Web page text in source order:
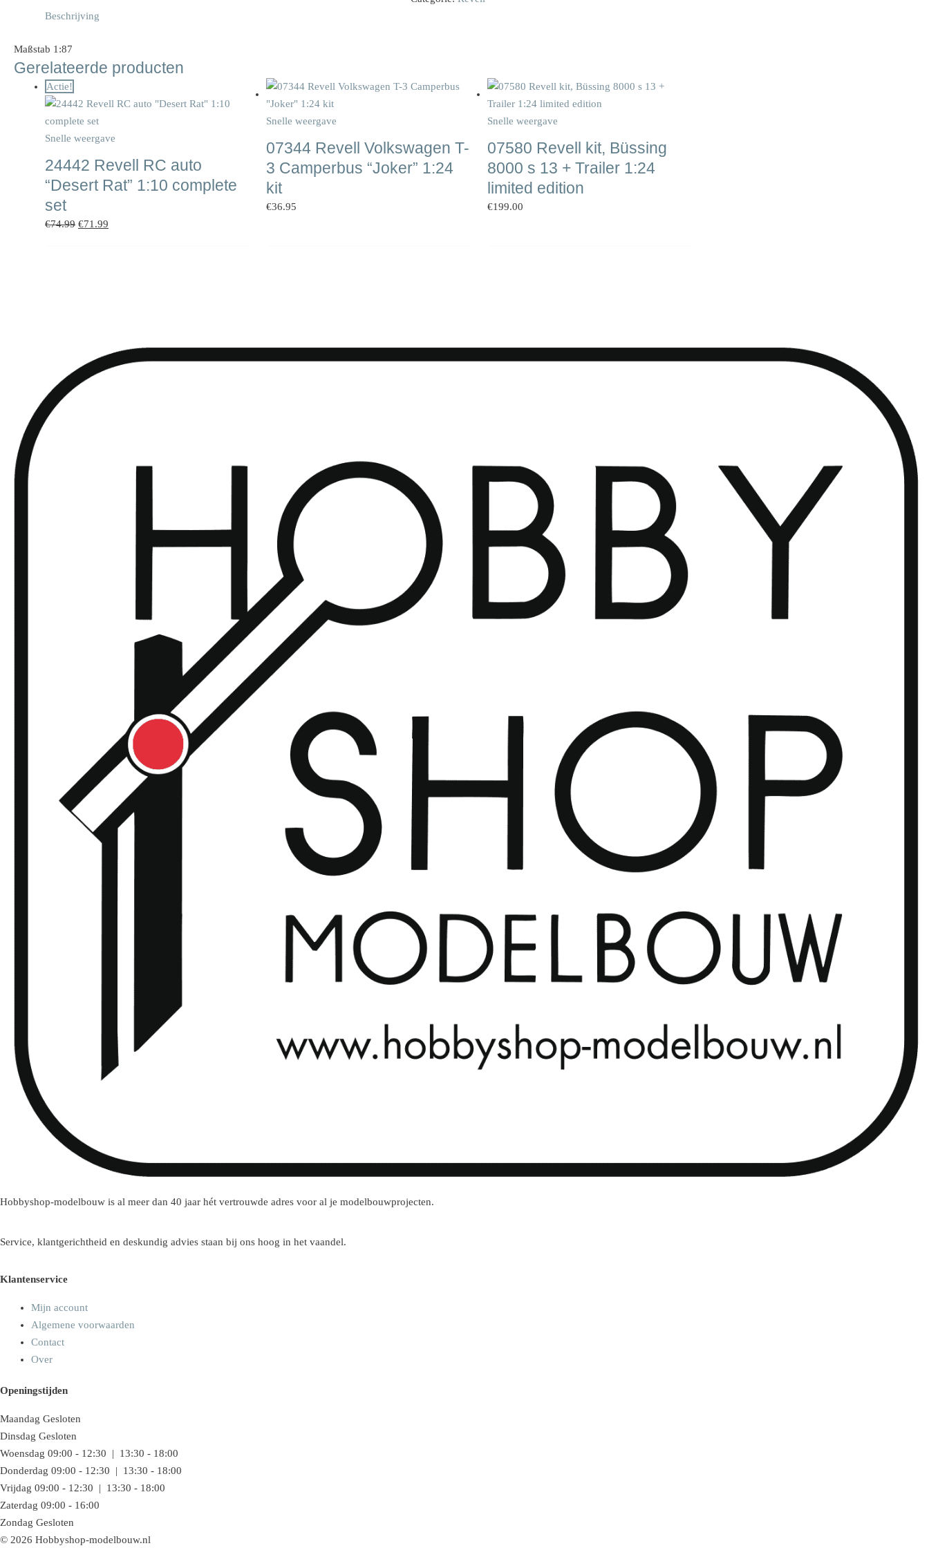
Beschrijving
Maßstab 1:87
Gerelateerde producten
Actie!
Snelle weergave
24442 Revell RC auto
“Desert Rat” 1:10 complete
set
€74.99
prijs
was:
€74.99.
€71.99
prijs
€71.99.
Snelle weergave
07344 Revell Volkswagen T-
3 Camperbus “Joker” 1:24
kit
€36.95
Snelle weergave
07580 Revell kit, Büssing
8000 s 13 + Trailer 1:24
limited edition
€199.00
Hobbyshop-modelbouw is al meer dan 40 jaar hét vertrouwde adres voor al je modelbouwprojecten.
Service, klantgerichtheid en deskundig advies staan bij ons hoog in het vaandel.
Klantenservice
Mijn account
Algemene voorwaarden
Contact
Over
Openingstijden
Maandag Gesloten
Dinsdag Gesloten
Woensdag 09:00 - 12:30 | 13:30 - 18:00
Donderdag 09:00 - 12:30 | 13:30 - 18:00
Vrijdag 09:00 - 12:30 | 13:30 - 18:00
Zaterdag 09:00 - 16:00
Zondag Gesloten
© 2026 Hobbyshop-modelbouw.nl